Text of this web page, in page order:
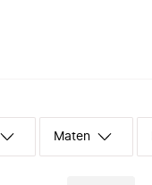
Maten